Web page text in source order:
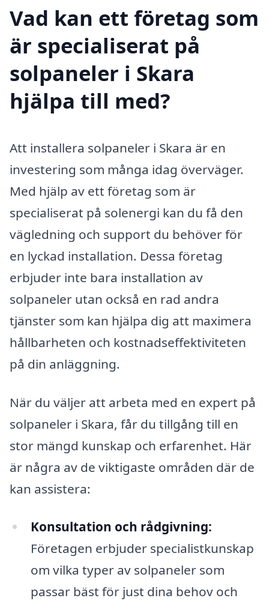
Vad kan ett företag som
är specialiserat på
solpaneler i Skara
hjälpa till med?
Att installera solpaneler i Skara är en
investering som många idag överväger.
Med hjälp av ett företag som är
specialiserat på solenergi kan du få den
vägledning och support du behöver för
en lyckad installation. Dessa företag
erbjuder inte bara installation av
solpaneler utan också en rad andra
tjänster som kan hjälpa dig att maximera
hållbarheten och kostnadseffektiviteten
på din anläggning.
När du väljer att arbeta med en expert på
solpaneler i Skara, får du tillgång till en
stor mängd kunskap och erfarenhet. Här
är några av de viktigaste områden där de
kan assistera:
Konsultation och rådgivning:
Företagen erbjuder specialistkunskap
om vilka typer av solpaneler som
passar bäst för just dina behov och